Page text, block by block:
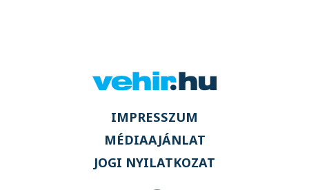
IMPRESSZUM
MÉDIAAJÁNLAT
JOGI NYILATKOZAT